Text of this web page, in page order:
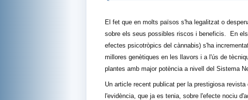
El fet que en molts països s'ha legalitzat o
sobre els seus possibles riscos i beneficis. En
efectes psicotròpics del cànnabis) s'ha
millores genètiques en les llavors i a l'ús de
plantes amb major potència a nivell del Sistema
Un article recent publicat per la prestigiosa
l'evidència, que ja es tenia, sobre l'efecte nociu